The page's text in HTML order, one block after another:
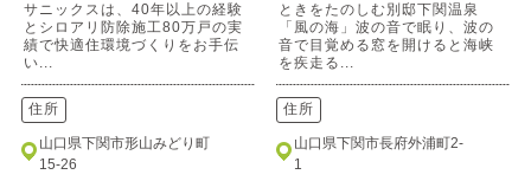
サニックスは、40年以上の経験
とシロアリ防除施工80万戸の実
績で快適住環境づくりをお手伝
い...
住所
山口県下関市形山みどり町
15-26
ときをたのしむ別邸下関温泉
「風の海」波の音で眠り、波の
音で目覚める窓を開けると海峡
を疾走る...
住所
山口県下関市長府外浦町2-
1